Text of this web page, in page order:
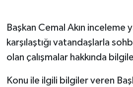
Başkan Cemal Akın inceleme
karşılaştığı vatandaşlarla
olan çalışmalar hakkında
Konu ile ilgili bilgiler veren